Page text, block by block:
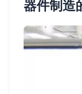
器件制造